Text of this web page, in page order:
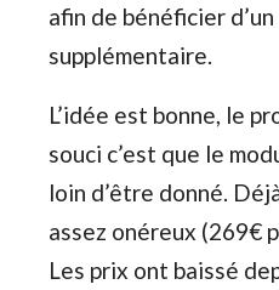
afin de bénéficier
supplémentaire.
L’idée est bonne, le
souci c’est que le
loin d’être donné.
assez onéreux (269€
Les prix ont baissé